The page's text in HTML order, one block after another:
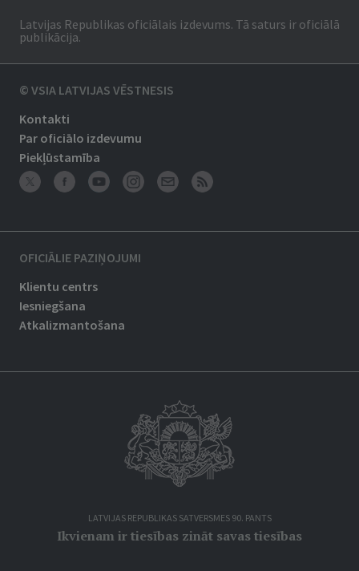
Latvijas Republikas oficiālais izdevums. Tā saturs ir oficiālā
publikācija.
© VSIA LATVIJAS VĒSTNESIS
Kontakti
Par oficiālo izdevumu
Piekļūstamība
OFICIĀLIE PAZIŅOJUMI
Klientu centrs
Iesniegšana
Atkalizmantošana
LATVIJAS REPUBLIKAS SATVERSMES 90. PANTS
Ikvienam ir tiesības zināt savas tiesības